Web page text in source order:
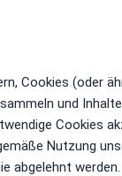
nahe
Cookies (oder
und
Cookies
Nutzung
abgelehnt werden.